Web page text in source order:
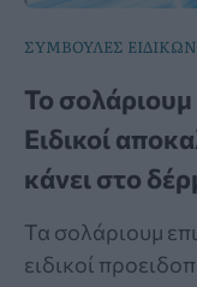
ΣΥΜΒΟΥΛΕΣ ΕΙΔΙΚΩΝ
Το σολάριουμ
Ειδικοί
κάνει στο
Τα σολάριουμ
ειδικοί